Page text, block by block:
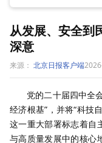
从发展、安全到
深意
来源： 北京日报客户端
党的二十届四中全
经济根基”，并将“科技
这一重大部署标志着自
与高质量发展中的核心